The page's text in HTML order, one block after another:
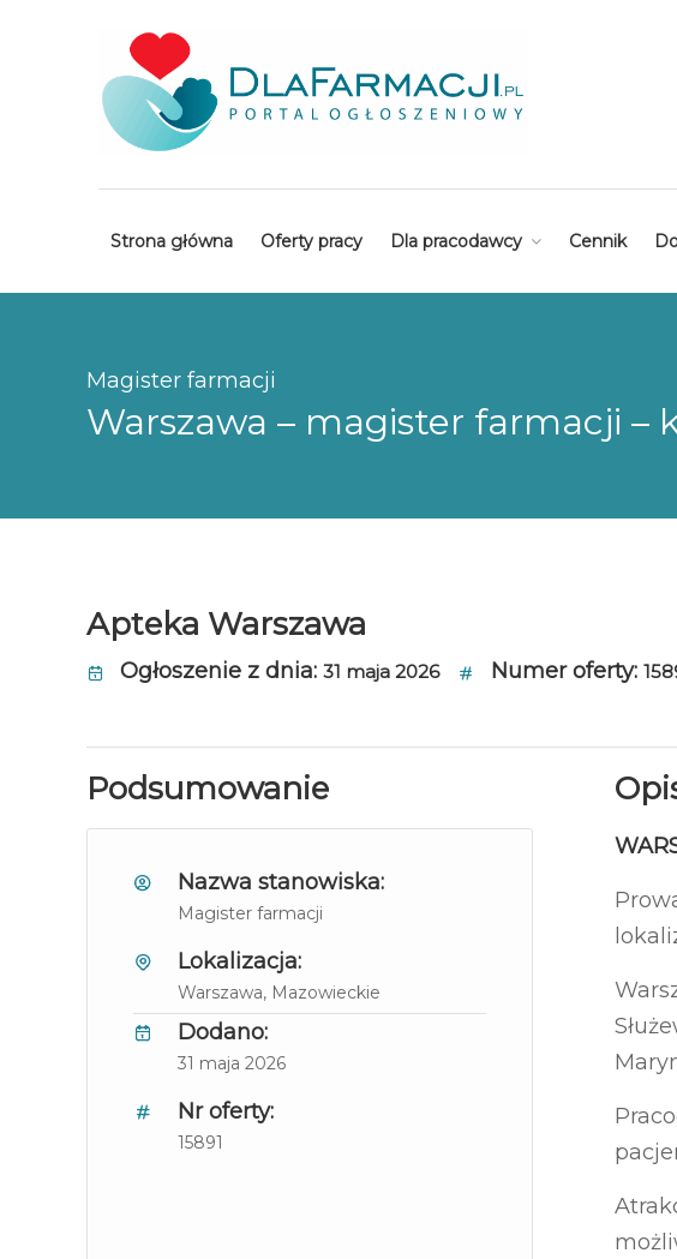
Strona główna Oferty pracy Dla pracodawcy Cennik
Magister farmacji
Warszawa – magister farmacji –
Apteka Warszawa
Ogłoszenie z dnia: 31 maja 2026 Numer oferty:
Podsumowanie
Nazwa stanowiska:
Magister farmacji
Lokalizacja:
Warszawa, Mazowieckie
Dodano:
31 maja 2026
Nr oferty:
15891